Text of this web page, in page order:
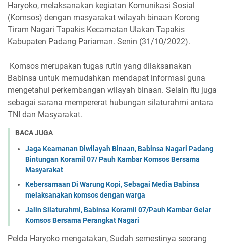
Haryoko, melaksanakan kegiatan Komunikasi Sosial
(Komsos) dengan masyarakat wilayah binaan Korong
Tiram Nagari Tapakis Kecamatan Ulakan Tapakis
Kabupaten Padang Pariaman. Senin (31/10/2022).
Komsos merupakan tugas rutin yang dilaksanakan
Babinsa untuk memudahkan mendapat informasi guna
mengetahui perkembangan wilayah binaan. Selain itu juga
sebagai sarana mempererat hubungan silaturahmi antara
TNI dan Masyarakat.
BACA JUGA
Jaga Keamanan Diwilayah Binaan, Babinsa Nagari Padang
Bintungan Koramil 07/ Pauh Kambar Komsos Bersama
Masyarakat
Kebersamaan Di Warung Kopi, Sebagai Media Babinsa
melaksanakan komsos dengan warga
Jalin Silaturahmi, Babinsa Koramil 07/Pauh Kambar Gelar
Komsos Bersama Perangkat Nagari
Pelda Haryoko mengatakan, Sudah semestinya seorang